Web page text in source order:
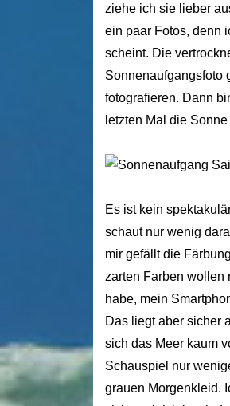
ziehe ich sie lieber
ein paar Fotos, denn
scheint. Die
Sonnenaufgangsfoto
fotografieren. Dann
letzten Mal die
Es ist kein
schaut nur wenig
mir gefällt die
zarten Farben wollen
habe, mein
Das liegt aber sicher
sich das Meer kaum
Schauspiel nur
grauen Morgenkleid.